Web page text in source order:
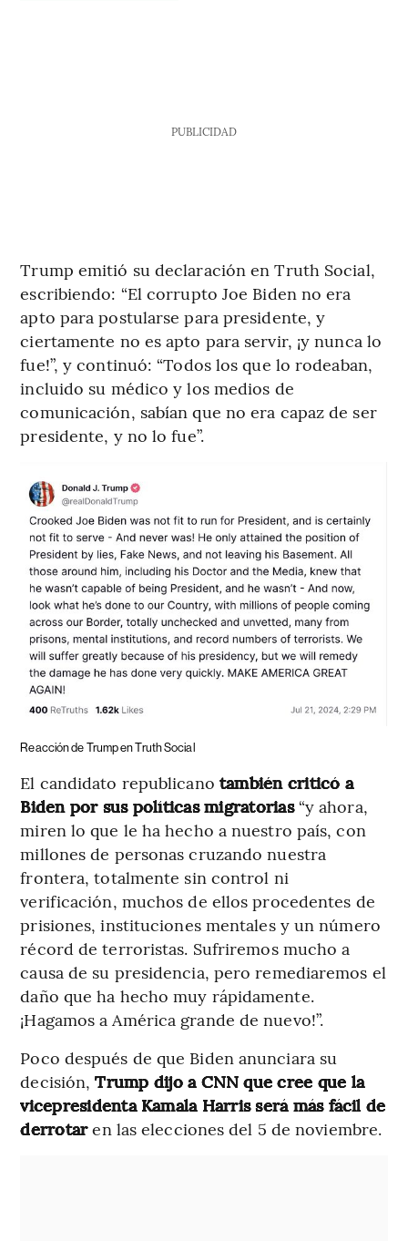
PUBLICIDAD
Trump emitió su declaración en Truth Social,
escribiendo: “El corrupto Joe Biden no era
apto para postularse para presidente, y
ciertamente no es apto para servir, ¡y nunca lo
fue!”, y continuó: “Todos los que lo rodeaban,
incluido su médico y los medios de
comunicación, sabían que no era capaz de ser
presidente, y no lo fue”.
Reacción de Trump en Truth Social
El candidato republicano también criticó a
Biden por sus políticas migratorias“y ahora,
miren lo que le ha hecho a nuestro país, con
millones de personas cruzando nuestra
frontera, totalmente sin control ni
verificación, muchos de ellos procedentes de
prisiones, instituciones mentales y un número
récord de terroristas. Sufriremos mucho a
causa de su presidencia, pero remediaremos el
daño que ha hecho muy rápidamente.
¡Hagamos a América grande de nuevo!”.
Poco después de que Biden anunciara su
decisión,Trump dijo a CNN que cree que la
vicepresidenta Kamala Harris será más fácil de
derrotaren las elecciones del 5 de noviembre.